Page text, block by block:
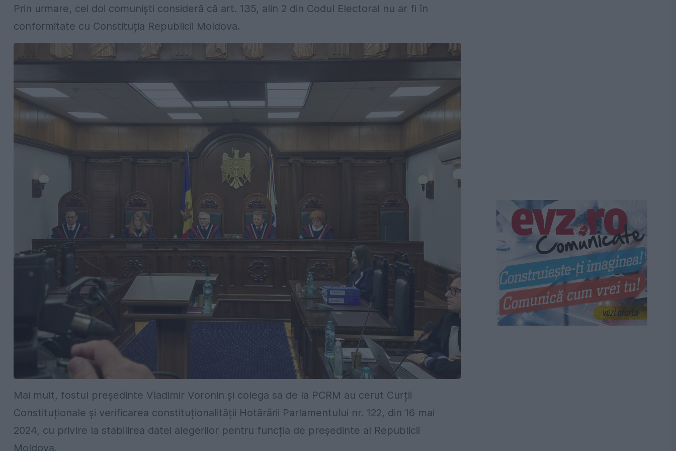
Prin urmare, cei doi comuniști consideră că art. 135, alin 2 din Codul Electoral nu ar fi în
conformitate cu Constituția Republicii Moldova.
Mai mult, fostul președinte Vladimir Voronin și colega sa de la PCRM au cerut Curții
Constituționale și verificarea constituționalității Hotărârii Parlamentului nr. 122, din 16 mai
2024, cu privire la stabilirea datei alegerilor pentru funcția de președinte al Republicii
Moldova.